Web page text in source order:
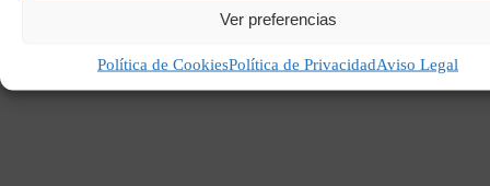
Ver preferencias
Política de CookiesPolítica de PrivacidadAviso Legal